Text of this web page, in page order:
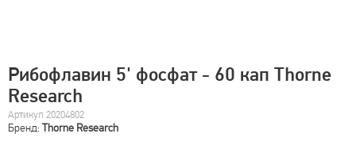
Рибофлавин 5' фосфат - 60 кап Thorne
Research
Артикул 20204802
Бренд: Thorne Research